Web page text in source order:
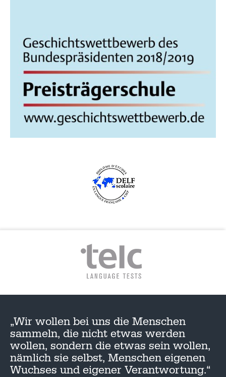
„Wir wollen bei uns die Menschen
sammeln, die nicht etwas werden
wollen, sondern die etwas sein wollen,
nämlich sie selbst, Menschen eigenen
Wuchses und eigener Verantwortung.“